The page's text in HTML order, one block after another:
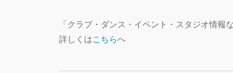
「クラブ・ダンス・イベント・スタジオ情報
詳しくはこちらへ